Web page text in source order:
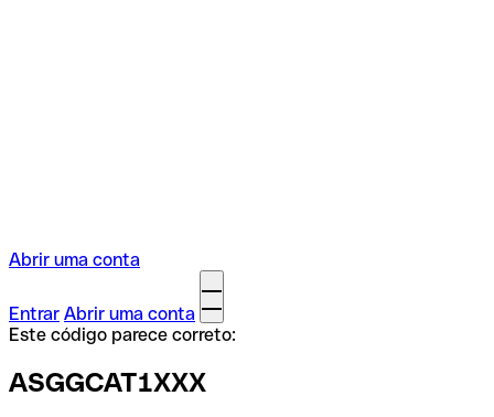
Abrir uma conta
Entrar Abrir uma conta
Este código parece correto:
ASGGCAT1XXX